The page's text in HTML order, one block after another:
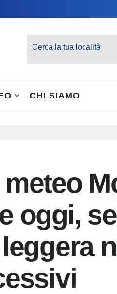
Cerca la tua località
CHI SIAMO
oggi,